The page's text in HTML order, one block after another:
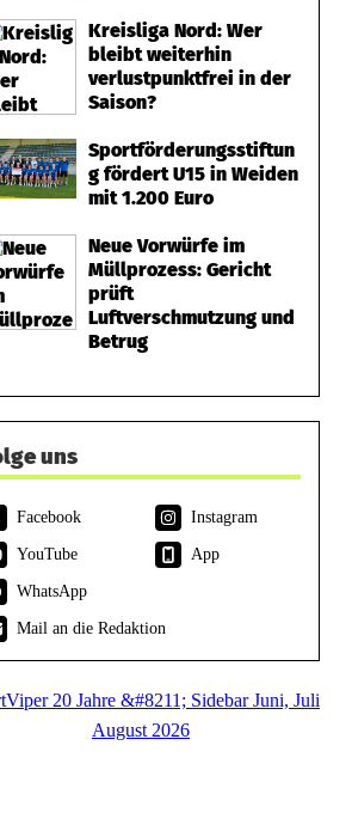
Kreisliga Nord: Wer
bleibt weiterhin
verlustpunktfrei in der
Saison?
Sportförderungsstiftun
g fördert U15 in Weiden
mit 1.200 Euro
Neue Vorwürfe im
Müllprozess: Gericht
prüft
Luftverschmutzung und
Betrug
uns
Facebook
Instagram
YouTube
App
WhatsApp
Mail an die Redaktion